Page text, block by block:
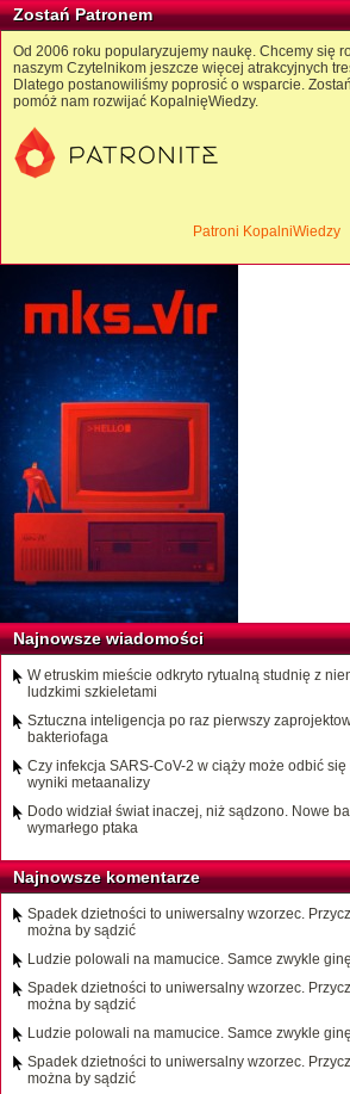
Zostań Patronem
Od 2006 roku popularyzujemy naukę. Chcemy się
naszym Czytelnikom jeszcze więcej atrakcyjnych
Dlatego postanowiliśmy poprosić o wsparcie.
pomóż nam rozwijać KopalnięWiedzy.
Patroni KopalniWiedzy
Najnowsze wiadomości
W etruskim mieście odkryto rytualną studnię z
ludzkimi szkieletami
Sztuczna inteligencja po raz pierwszy
bakteriofaga
Czy infekcja SARS-CoV-2 w ciąży może odbić
wyniki metaanalizy
Dodo widział świat inaczej, niż sądzono. Nowe
wymarłego ptaka
Najnowsze komentarze
Spadek dzietności to uniwersalny wzorzec.
można by sądzić
Ludzie polowali na mamucice. Samce zwykle
Spadek dzietności to uniwersalny wzorzec.
można by sądzić
Ludzie polowali na mamucice. Samce zwykle
Spadek dzietności to uniwersalny wzorzec.
można by sądzić